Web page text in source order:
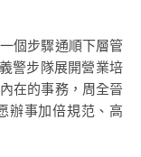
個步驟通順下層管
警步隊展開營業培
在的事務，周全晉
辦事加倍規范、高